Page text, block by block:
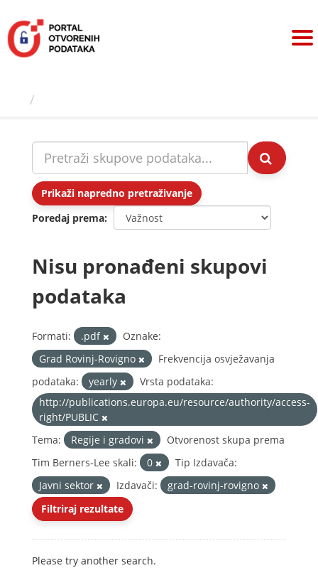
sadržaj
Prikaži napredno pretraživanje
Poredaj prema
Nisu pronađeni skupovi
podataka
Formati: .pdf
Oznake:
Grad Rovinj-Rovigno
Frekvencija osvježavanja
podataka:
yearly
Vrsta podataka:
http://publications.europa.eu/resource/authority/access-
right/PUBLIC
Tema:
Regije i gradovi
Otvorenost skupa prema
Tim Berners-Lee skali:
0
Tip Izdavača:
Javni sektor
Izdavači:
grad-rovinj-rovigno
Filtriraj rezultate
Please try another search.